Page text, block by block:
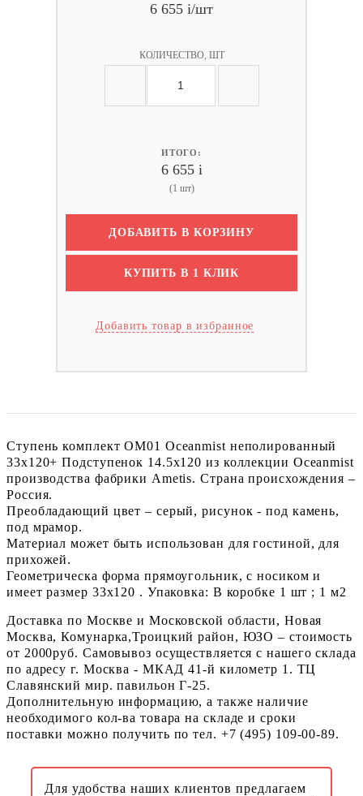
6 655 i/шт
КОЛИЧЕСТВО, ШТ
ИТОГО:
6 655 i
(1 шт)
ДОБАВИТЬ В КОРЗИНУ
КУПИТЬ В 1 КЛИК
Добавить товар в избранное
Ступень комплект OM01 Oceanmist неполированный
33x120+ Подступенок 14.5x120 из коллекции Oceanmist
производства фабрики Ametis. Страна происхождения –
Россия.
Преобладающий цвет – серый, рисунок - под камень,
под мрамор.
Материал может быть использован для гостиной, для
прихожей.
Геометрическа форма прямоугольник, с носиком и
имеет размер 33x120 . Упаковка: В коробке 1 шт ; 1 м2
Доставка по Москве и Московской области, Новая
Москва, Комунарка,Троицкий район, ЮЗО – стоимость
от 2000руб. Самовывоз осуществляется с нашего склада
по адресу г. Москва - МКАД 41-й километр 1. ТЦ
Славянский мир. павильон Г-25.
Дополнительную информацию, а также наличие
необходимого кол-ва товара на складе и сроки
поставки можно получить по тел. +7 (495) 109-00-89.
Для удобства наших клиентов предлагаем